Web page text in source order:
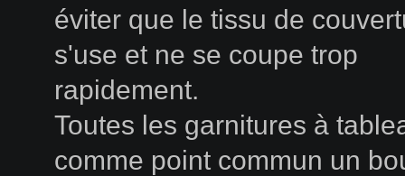
éviter que le tissu de
s'use et ne se coupe trop
rapidement.
Toutes les garnitures à
comme point commun un